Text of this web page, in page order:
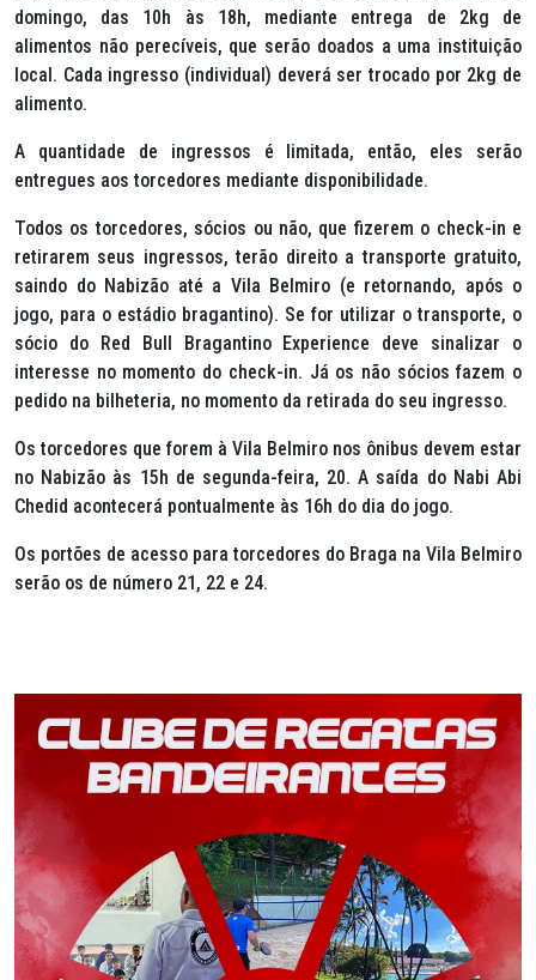
domingo, das 10h às 18h, mediante entrega de 2kg de
alimentos não perecíveis, que serão doados a uma instituição
local. Cada ingresso (individual) deverá ser trocado por 2kg de
alimento.
A quantidade de ingressos é limitada, então, eles serão
entregues aos torcedores mediante disponibilidade.
Todos os torcedores, sócios ou não, que fizerem o check-in e
retirarem seus ingressos, terão direito a transporte gratuito,
saindo do Nabizão até a Vila Belmiro (e retornando, após o
jogo, para o estádio bragantino). Se for utilizar o transporte, o
sócio do Red Bull Bragantino Experience deve sinalizar o
interesse no momento do check-in. Já os não sócios fazem o
pedido na bilheteria, no momento da retirada do seu ingresso.
Os torcedores que forem à Vila Belmiro nos ônibus devem estar
no Nabizão às 15h de segunda-feira, 20. A saída do Nabi Abi
Chedid acontecerá pontualmente às 16h do dia do jogo.
Os portões de acesso para torcedores do Braga na Vila Belmiro
serão os de número 21, 22 e 24.